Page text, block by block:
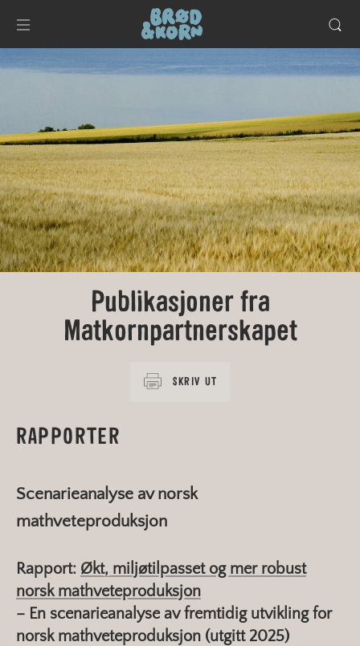
Publikasjoner fra
Matkornpartnerskapet
SKRIV UT
RAPPORTER
Scenarieanalyse av norsk
mathveteproduksjon
Rapport: Økt, miljøtilpasset og mer robust
norsk mathveteproduksjon
– En scenarieanalyse av fremtidig utvikling for
norsk mathveteproduksjon (utgitt 2025)